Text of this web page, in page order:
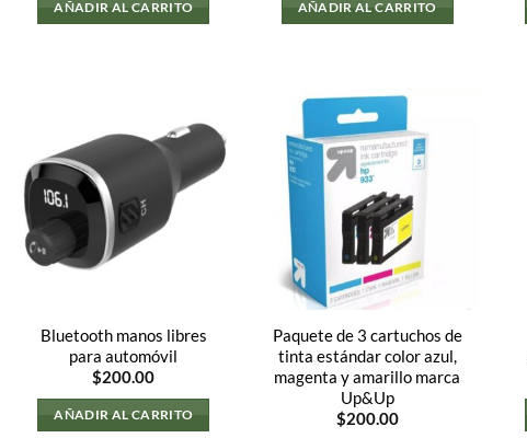
era:
$150.00.
es:
$120.00.
AÑADIR AL CARRITO AÑADIR AL CARRITO
Bluetooth manos libres
para automóvil
$200.00
AÑADIR AL CARRITO
Paquete de 3 cartuchos de
tinta estándar color azul,
magenta y amarillo marca
Up&Up
$200.00